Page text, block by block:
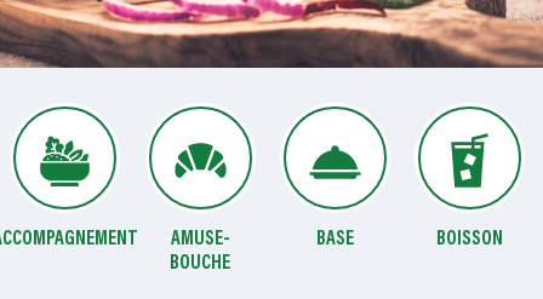
AMUSE-
BOUCHE
BASE BOISSON